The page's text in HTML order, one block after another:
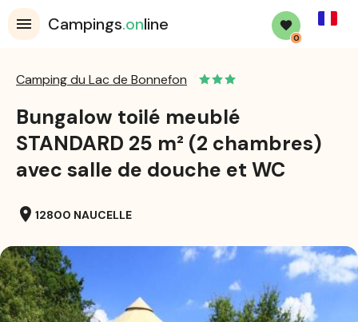
Campings.online
0
Camping du Lac de Bonnefon
Bungalow toilé meublé
STANDARD 25 m² (2 chambres)
avec salle de douche et WC
location_on 12800 NAUCELLE